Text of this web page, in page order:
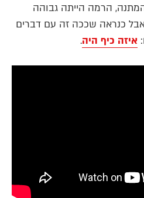
הרמה הייתה גבוהה
כנראה שככה זה עם דברים
איזה כיף היה.